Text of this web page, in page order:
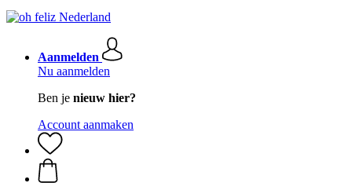
Aanmelden
Nu aanmelden
Ben je nieuw hier?
Account aanmaken